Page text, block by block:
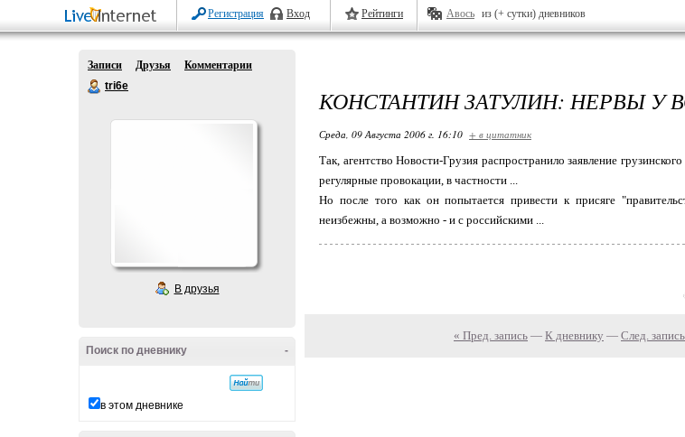
Регистрация Вход Рейтинги Авось из (+ сутки) дневников
Записи Друзья
Комментарии
tri6e
В друзья
-
Поиск по дневнику
в этом дневнике
КОНСТАНТИН ЗАТУЛИН: НЕРВЫ У
Среда, 09 Августа 2006 г. 16:10 + в цитатник
Так, агентство Новости-Грузия распространило заявление
регулярные провокации, в частности ...
Но после того как он попытается привести к присяге
неизбежны, а возможно - и с российскими ...
« Пред. запись — К дневнику — След.